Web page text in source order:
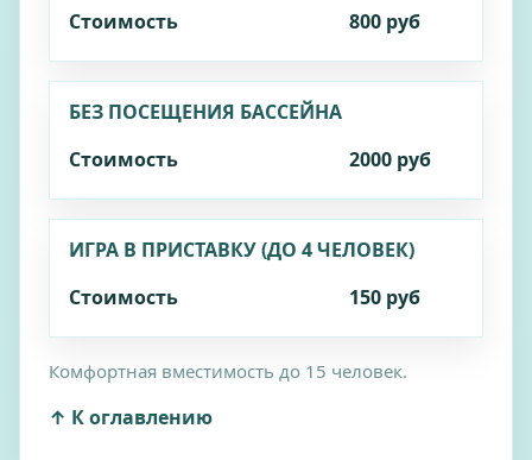
Стоимость
800 руб
БЕЗ ПОСЕЩЕНИЯ БАССЕЙНА
Стоимость
2000 руб
ИГРА В ПРИСТАВКУ (ДО 4 ЧЕЛОВЕК)
Стоимость
150 руб
Комфортная вместимость до 15 человек.
↑ К оглавлению
otdyh@ekvator.site
© ООО "Акватонус"
ИНН 6612046355
Экватор Вконтакте
Вс-Чт с 10:00 до
до 24:00
+7 (343) 385-45-54
+7 (343) 384-45-54
Оферта